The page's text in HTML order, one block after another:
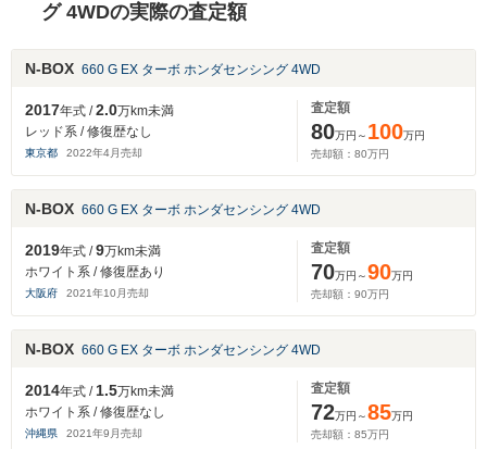
グ 4WDの実際の査定額
N-BOX 660 G EX ターボ ホンダセンシング 4WD
2017年式 /2.0万km未満
レッド系 / 修復歴なし
東京都 2022年4月売却
査定額
80万円～ 100万円
売却額： 80万円
N-BOX 660 G EX ターボ ホンダセンシング 4WD
2019年式 /9万km未満
ホワイト系 / 修復歴あり
大阪府 2021年10 月売却
査定額
70万円～90万円
売却額： 90万円
N-BOX 660 G EX ターボ ホンダセンシング 4WD
2014年式 /1.5万km未満
ホワイト系 / 修復歴なし
沖縄県 2021年9 月売却
査定額
72万円～85万円
売却額： 85万円